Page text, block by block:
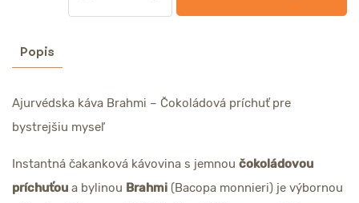
Popis
Ajurvédska káva Brahmi – Čokoládová príchuť pre
bystrejšiu myseľ
Instantná čakanková kávovina s jemnou čokoládovou
príchuťou a bylinou Brahmi (Bacopa monnieri) je výbornou